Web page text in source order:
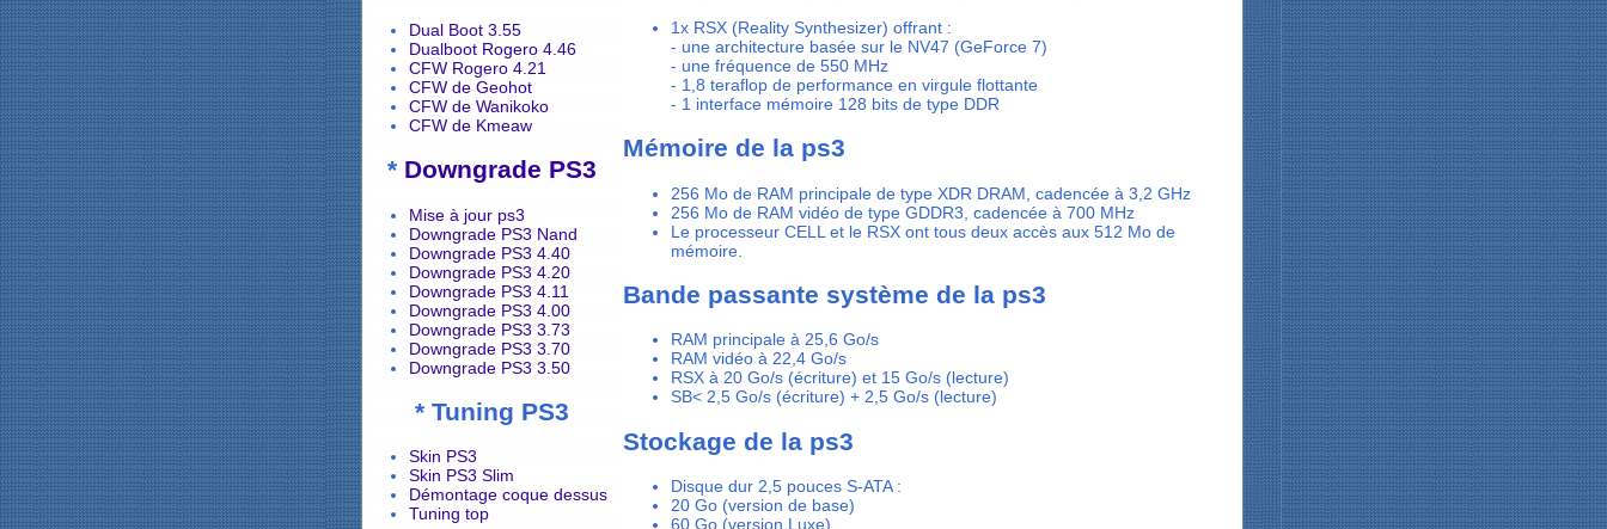
Dual Boot 3.55
Dualboot Rogero 4.46
CFW Rogero 4.21
CFW de Geohot
CFW de Wanikoko
CFW de Kmeaw
* Downgrade PS3
Mise à jour ps3
Downgrade PS3 Nand
Downgrade PS3 4.40
Downgrade PS3 4.20
Downgrade PS3 4.11
Downgrade PS3 4.00
Downgrade PS3 3.73
Downgrade PS3 3.70
Downgrade PS3 3.50
* Tuning PS3
Skin PS3
Skin PS3 Slim
Démontage coque dessus
Tuning top
1x RSX (Reality Synthesizer) offrant :
- une architecture basée sur le NV47 (GeForce 7)
- une fréquence de 550 MHz
- 1,8 teraflop de performance en virgule flottante
- 1 interface mémoire 128 bits de type DDR
Mémoire de la ps3
256 Mo de RAM principale de type XDR DRAM, cadencée à 3,2 GHz
256 Mo de RAM vidéo de type GDDR3, cadencée à 700 MHz
Le processeur CELL et le RSX ont tous deux accès aux 512 Mo de
mémoire.
Bande passante système de la ps3
RAM principale à 25,6 Go/s
RAM vidéo à 22,4 Go/s
RSX à 20 Go/s (écriture) et 15 Go/s (lecture)
SB< 2,5 Go/s (écriture) + 2,5 Go/s (lecture)
Stockage de la ps3
Disque dur 2,5 pouces S-ATA :
20 Go (version de base)
60 Go (version Luxe)